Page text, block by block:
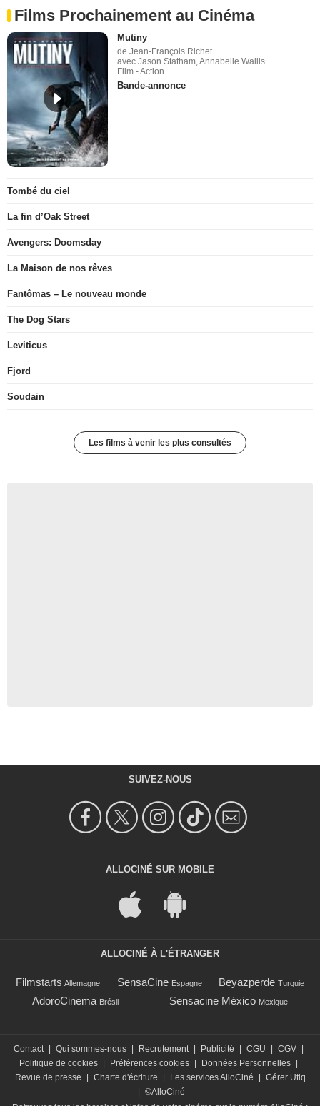
Films Prochainement au Cinéma
Mutiny
de Jean-François Richet
avec Jason Statham, Annabelle Wallis
Film - Action
Bande-annonce
Tombé du ciel
La fin d’Oak Street
Avengers: Doomsday
La Maison de nos rêves
Fantômas – Le nouveau monde
The Dog Stars
Leviticus
Fjord
Soudain
Les films à venir les plus consultés
SUIVEZ-NOUS
ALLOCINÉ SUR MOBILE
ALLOCINÉ À L'ÉTRANGER
Filmstarts Allemagne SensaCine Espagne Beyazperde Turquie
AdoroCinema Brésil Sensacine México Mexique
Contact | Qui sommes-nous | Recrutement | Publicité | CGU | CGV |
Politique de cookies | Préférences cookies | Données Personnelles |
Revue de presse
| Charte d'écriture | Les services AlloCiné | Gérer Utiq
| ©AlloCiné